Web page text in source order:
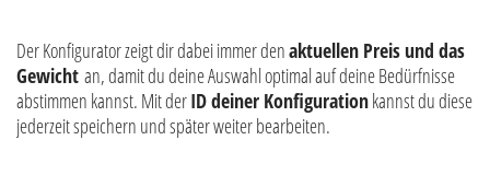
Der Konfigurator zeigt dir dabei immer denaktuellen Preis und das
Gewicht an, damit du deine Auswahl optimal auf deine Bedürfnisse
abstimmen kannst. Mit derID deiner Konfigurationkannst du diese
jederzeit speichern und später weiter bearbeiten.